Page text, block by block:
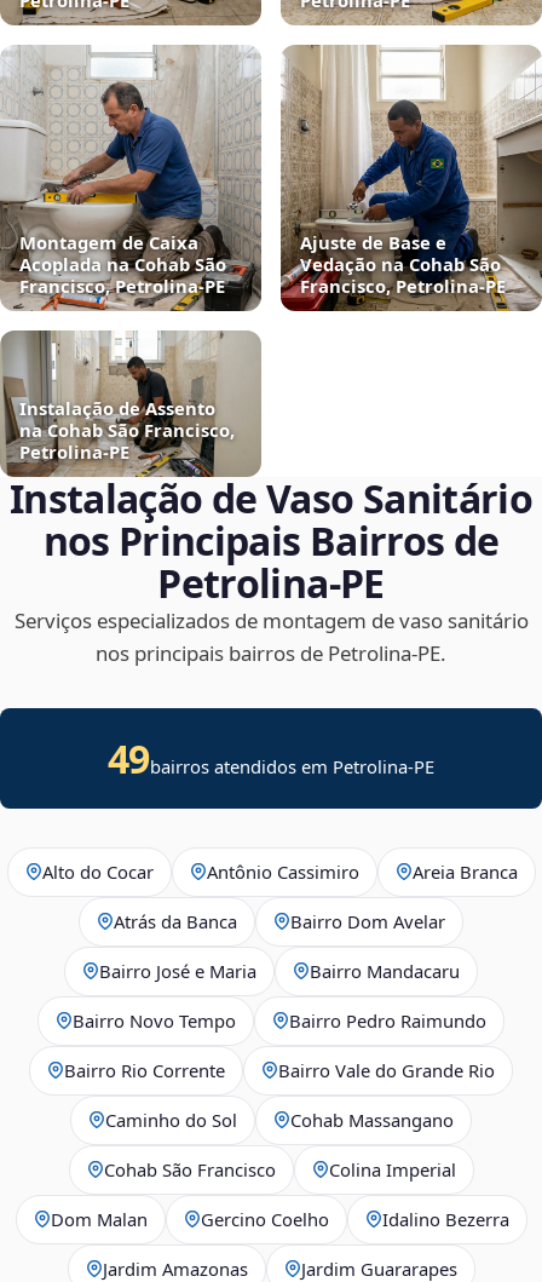
Montagem de Caixa
Acoplada na Cohab São
Francisco, Petrolina‑PE
Ajuste de Base e
Vedação na Cohab São
Francisco, Petrolina‑PE
Instalação de Assento
na Cohab São Francisco,
Petrolina‑PE
Instalação de Vaso Sanitário
nos Principais Bairros de
Petrolina‑PE
Serviços especializados de montagem de vaso sanitário
nos principais bairros de Petrolina‑PE.
49bairros atendidos em Petrolina-PE
Alto do Cocar Antônio Cassimiro Areia Branca
Atrás da Banca Bairro Dom Avelar
Bairro José e Maria Bairro Mandacaru
Bairro Novo Tempo Bairro Pedro Raimundo
Bairro Rio Corrente Bairro Vale do Grande Rio
Caminho do Sol Cohab Massangano
Cohab São Francisco Colina Imperial
Dom Malan Gercino Coelho Idalino Bezerra
Jardim Amazonas Jardim Guararapes